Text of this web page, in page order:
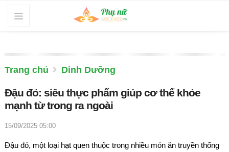
Trang chủ Dinh Dưỡng
Đậu đỏ: siêu thực phẩm giúp cơ thể khỏe
mạnh từ trong ra ngoài
15/09/2025 05:00
Đậu đỏ, một loại hạt quen thuộc trong nhiều món ăn truyền thống